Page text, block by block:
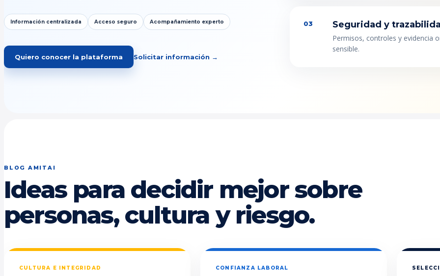
Información centralizada Acceso seguro Acompañamiento experto
Quiero conocer la plataforma Solicitar información →
03 Seguridad y
Permisos, controles y evidencia
sensible.
BLOG AMITAI
Ideas para decidir mejor sobre
personas, cultura y riesgo.
CULTURA E INTEGRIDAD CONFIANZA LABORAL